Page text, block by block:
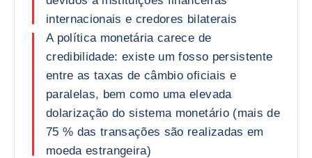
internacionais e credores bilaterais
A política monetária carece de
credibilidade: existe um fosso persistente
entre as taxas de câmbio oficiais e
paralelas, bem como uma elevada
dolarização do sistema monetário (mais de
75 % das transações são realizadas em
moeda estrangeira)